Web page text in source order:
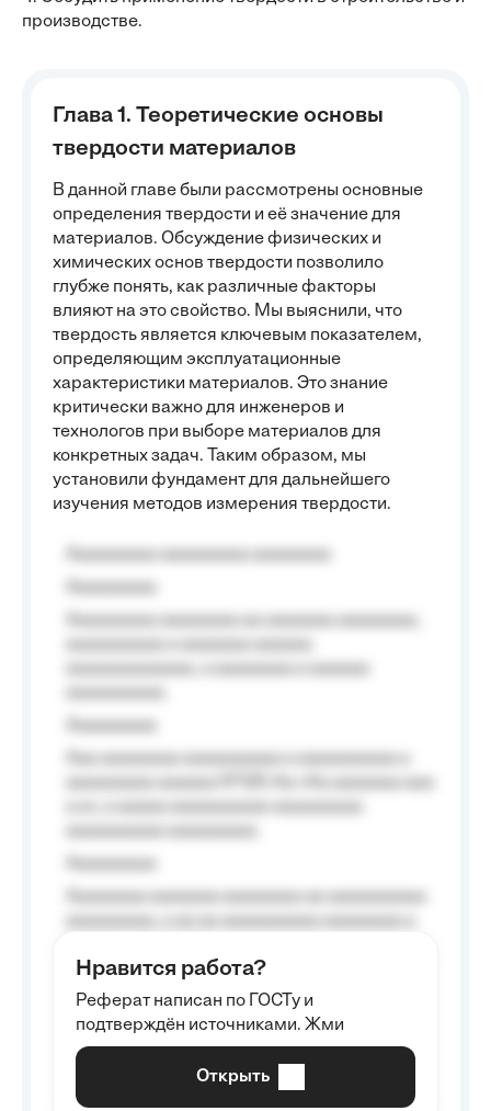
производстве.
Глава 1. Теоретические основы
твердости материалов
В данной главе были рассмотрены основные
определения твердости и её значение для
материалов. Обсуждение физических и
химических основ твердости позволило
глубже понять, как различные факторы
влияют на это свойство. Мы выяснили, что
твердость является ключевым показателем,
определяющим эксплуатационные
характеристики материалов. Это знание
критически важно для инженеров и
технологов при выборе материалов для
конкретных задач. Таким образом, мы
установили фундамент для дальнейшего
изучения методов измерения твердости.
Aaaaaaaaa
Aaaaaaaaaa aa aaa aaaaaaaaa, a aaa
aaaaaaaaaa aaa, a aaaaaaaaaa, aaaaaa
aaaaaa a aaaaaa.
Aaaaaa-aaaaaaaaaaa aaaaaa
Нравится работа?
Реферат написан по ГОСТу и
подтверждён источниками. Жми
Открыть